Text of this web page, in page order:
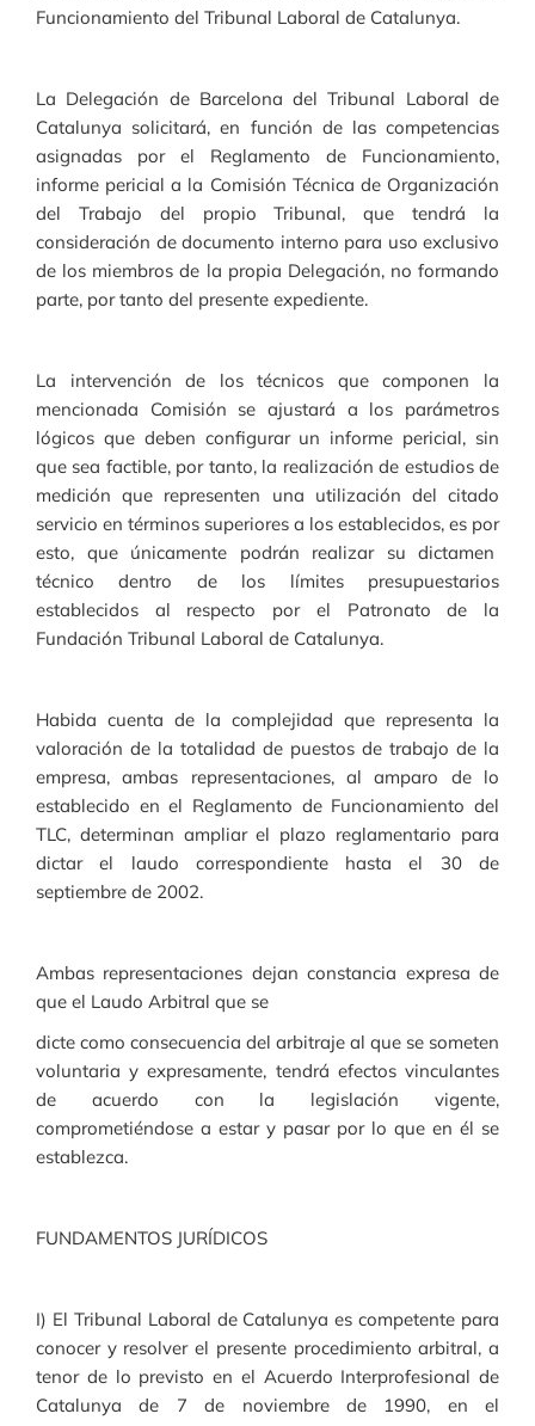
Funcionamiento del Tribunal Laboral de Catalunya.
La Delegación de Barcelona del Tribunal Laboral de
Catalunya solicitará, en función de las competencias
asignadas por el Reglamento de Funcionamiento,
informe pericial a la Comisión Técnica de Organización
del Trabajo del propio Tribunal, que tendrá la
consideración de documento interno para uso exclusivo
de los miembros de la propia Delegación, no formando
parte, por tanto del presente expediente.
La intervención de los técnicos que componen la
mencionada Comisión se ajustará a los parámetros
lógicos que deben configurar un informe pericial, sin
que sea factible, por tanto, la realización de estudios de
medición que representen una utilización del citado
servicio en términos superiores a los establecidos, es por
esto, que únicamente podrán realizar su dictamen
técnico dentro de los límites presupuestarios
establecidos al respecto por el Patronato de la
Fundación Tribunal Laboral de Catalunya.
Habida cuenta de la complejidad que representa la
valoración de la totalidad de puestos de trabajo de la
empresa, ambas representaciones, al amparo de lo
establecido en el Reglamento de Funcionamiento del
TLC, determinan ampliar el plazo reglamentario para
dictar el laudo correspondiente hasta el 30 de
septiembre de 2002.
Ambas representaciones dejan constancia expresa de
que el Laudo Arbitral que se
dicte como consecuencia del arbitraje al que se someten
voluntaria y expresamente, tendrá efectos vinculantes
de acuerdo con la legislación vigente,
comprometiéndose a estar y pasar por lo que en él se
establezca.
FUNDAMENTOS JURÍDICOS
I) El Tribunal Laboral de Catalunya es competente para
conocer y resolver el presente procedimiento arbitral, a
tenor de lo previsto en el Acuerdo Interprofesional de
Catalunya de 7 de noviembre de 1990, en el